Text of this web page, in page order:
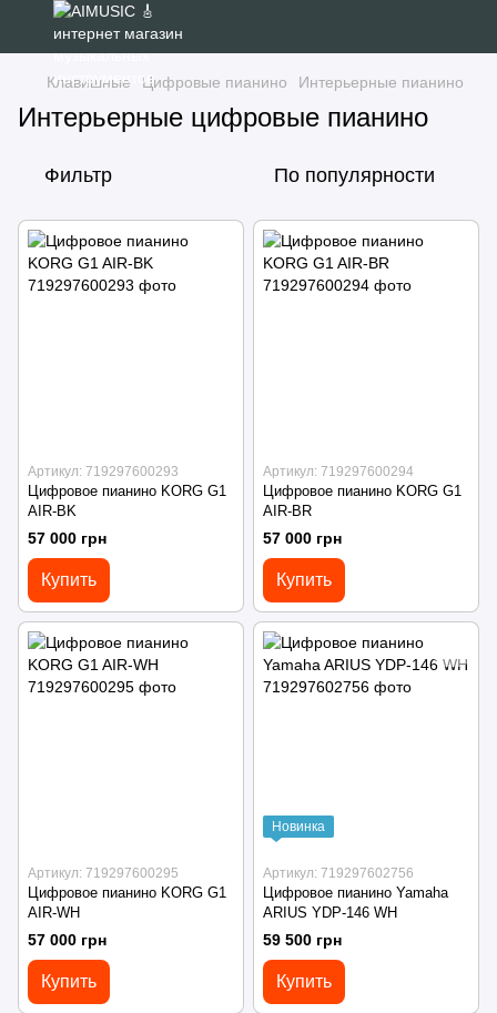
Клавишные Цифровые пианино Интерьерные пианино
Интерьерные цифровые пианино
Фильтр По популярности
Артикул: 719297600293
Цифровое пианино KORG G1
AIR-BK
57 000 грн
Купить
Артикул: 719297600294
Цифровое пианино KORG G1
AIR-BR
57 000 грн
Купить
Артикул: 719297600295
Цифровое пианино KORG G1
AIR-WH
57 000 грн
Купить
Новинка
Артикул: 719297602756
Цифровое пианино Yamaha
ARIUS YDP-146 WH
59 500 грн
Купить